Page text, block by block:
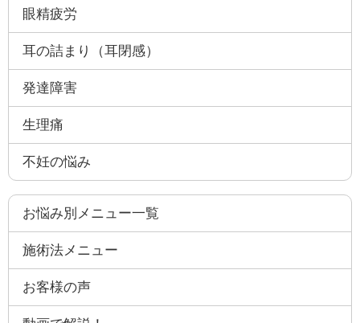
眼精疲労
耳の詰まり（耳閉感）
発達障害
生理痛
不妊の悩み
お悩み別メニュー一覧
施術法メニュー
お客様の声